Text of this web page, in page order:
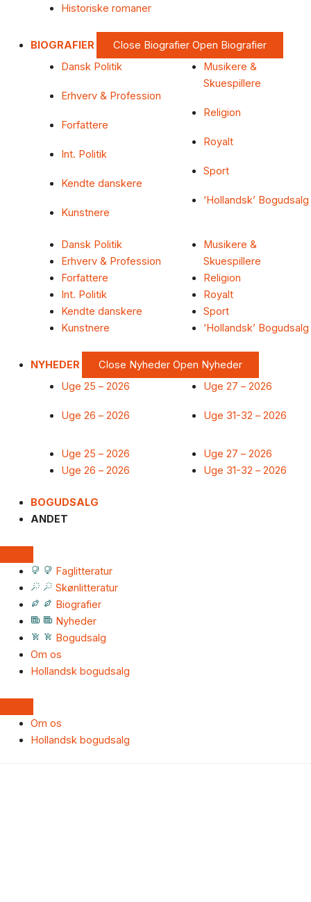
Historiske romaner
BIOGRAFIER Close Biografier Open Biografier
Dansk Politik
Erhverv & Profession
Forfattere
Int. Politik
Kendte danskere
Kunstnere
Musikere &
Skuespillere
Religion
Royalt
Sport
‘Hollandsk’ Bogudsalg
Dansk Politik
Erhverv & Profession
Forfattere
Int. Politik
Kendte danskere
Kunstnere
Musikere &
Skuespillere
Religion
Royalt
Sport
‘Hollandsk’ Bogudsalg
NYHEDER Close Nyheder Open Nyheder
Uge 25 – 2026
Uge 26 – 2026
Uge 27 – 2026
Uge 31-32 – 2026
Uge 25 – 2026
Uge 26 – 2026
Uge 27 – 2026
Uge 31-32 – 2026
BOGUDSALG
ANDET
Faglitteratur
Skønlitteratur
Biografier
Nyheder
Bogudsalg
Om os
Hollandsk bogudsalg
Om os
Hollandsk bogudsalg